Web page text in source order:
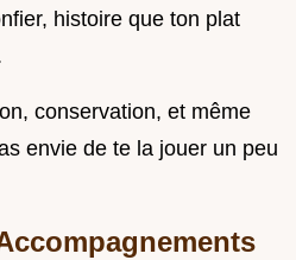
histoire que ton plat
conservation, et même
envie de te la jouer un peu